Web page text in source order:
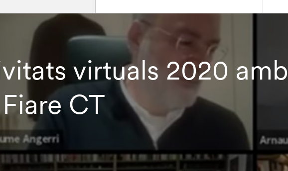
virtuals 2020 amb
CT